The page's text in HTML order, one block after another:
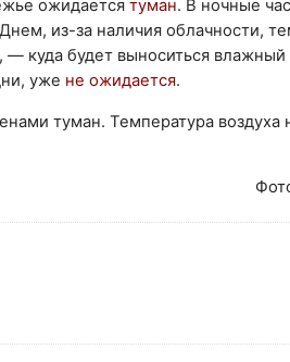
ожидается туман. В ночные
из-за наличия облачности,
, — куда будет выноситься
уже не ожидается.
туман. Температура